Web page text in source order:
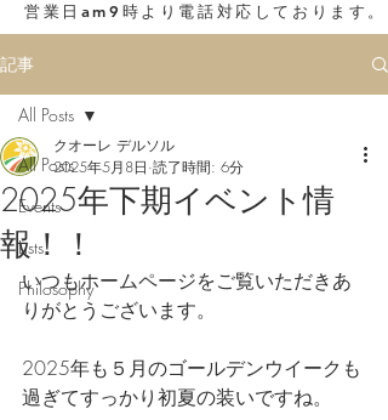
営業日am9時より電話対応しております。
記事
All Posts
Events
Lists
Philosophy
All Posts
2025年下期イベント情
報！！
クオーレ デルソル
2025年5月8日 読了時間: 6分
いつもホームページをご覧いただきあ
りがとうございます。
2025年も５月のゴールデンウイークも
過ぎてすっかり初夏の装いですね。